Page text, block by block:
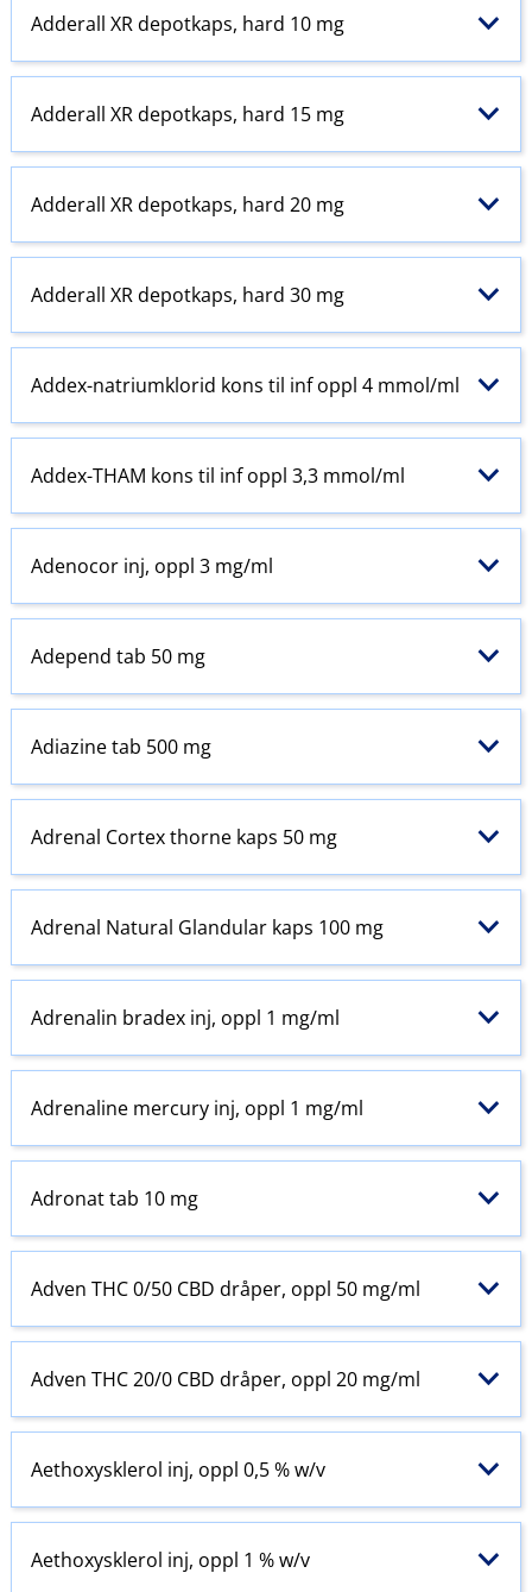
Adderall XR depotkaps, hard 10 mg
Adderall XR depotkaps, hard 15 mg
Adderall XR depotkaps, hard 20 mg
Adderall XR depotkaps, hard 30 mg
Addex-natriumklorid kons til inf oppl 4 mmol/ml
Addex-THAM kons til inf oppl 3,3 mmol/ml
Adenocor inj, oppl 3 mg/ml
Adepend tab 50 mg
Adiazine tab 500 mg
Adrenal Cortex thorne kaps 50 mg
Adrenal Natural Glandular kaps 100 mg
Adrenalin bradex inj, oppl 1 mg/ml
Adrenaline mercury inj, oppl 1 mg/ml
Adronat tab 10 mg
Adven THC 0/50 CBD dråper, oppl 50 mg/ml
Adven THC 20/0 CBD dråper, oppl 20 mg/ml
Aethoxysklerol inj, oppl 0,5 % w​/​v
Aethoxysklerol inj, oppl 1 % w​/​v